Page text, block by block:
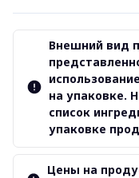
Внешний вид
на упаковке.
список
упаковке
Цены на